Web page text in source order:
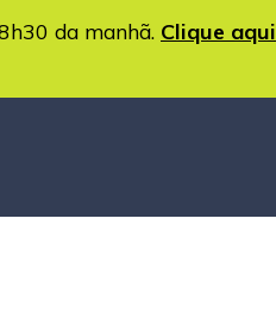
da manhã. Clique aqui